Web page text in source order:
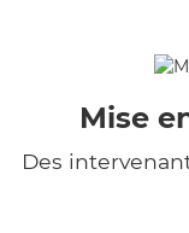
Mise
Des